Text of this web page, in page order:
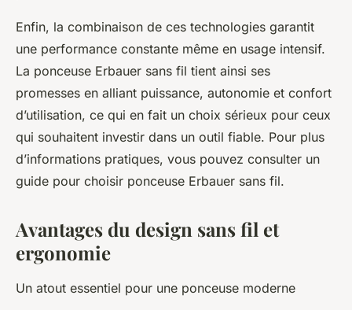
Enfin, la combinaison de ces technologies garantit
une performance constante même en usage intensif.
La ponceuse Erbauer sans fil tient ainsi ses
promesses en alliant puissance, autonomie et confort
d’utilisation, ce qui en fait un choix sérieux pour ceux
qui souhaitent investir dans un outil fiable. Pour plus
d’informations pratiques, vous pouvez consulter un
guide pour choisir ponceuse Erbauer sans fil.
Avantages du design sans fil et
ergonomie
Un atout essentiel pour une ponceuse moderne